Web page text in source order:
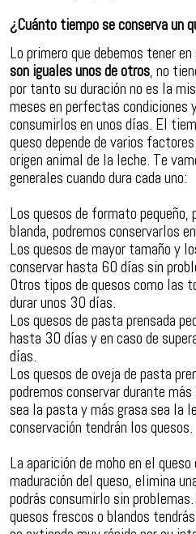
¿Cuánto tiempo se conserva un
Lo primero que debemos tener
son iguales unos de otros, no
por tanto su duración no es la
meses en perfectas condiciones
consumirlos en unos días. El
queso depende de varios
origen animal de la leche. Te
generales cuando dura cada uno:
Los quesos de formato pequeño,
blanda, podremos conservarlos
Los quesos de mayor tamaño y
conservar hasta 60 días sin
Otros tipos de quesos como las
durar unos 30 días.
Los quesos de pasta prensada
hasta 30 días y en caso de
días.
Los quesos de oveja de pasta
podremos conservar durante
sea la pasta y más grasa sea la
conservación tendrán los quesos.
La aparición de moho en el
maduración del queso, elimina
podrás consumirlo sin
quesos frescos o blandos